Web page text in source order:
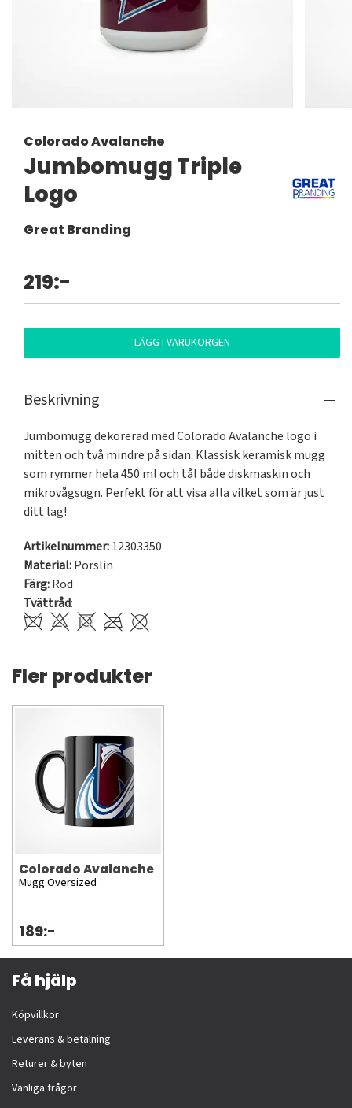
Colorado Avalanche
Jumbomugg Triple
Logo
Great Branding
219:-
LÄGG I VARUKORGEN
Beskrivning
Jumbomugg dekorerad med Colorado Avalanche logo i
mitten och två mindre på sidan. Klassisk keramisk mugg
som rymmer hela 450 ml och tål både diskmaskin och
mikrovågsugn. Perfekt för att visa alla vilket som är just
ditt lag!
Artikelnummer:12303350
Material:Porslin
Färg:Röd
Tvättråd:
Fler produkter
Colorado Avalanche
Mugg Oversized
189:-
Få hjälp
Köpvillkor
Leverans & betalning
Returer & byten
Vanliga frågor